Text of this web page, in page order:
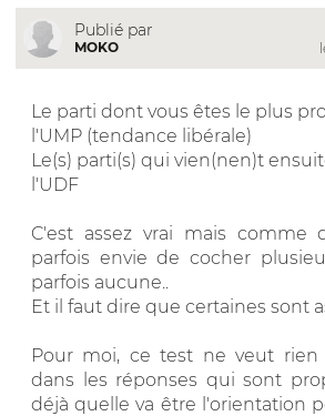
Publié par
MOKO
Le parti dont vous êtes le plus
l'UMP (tendance libérale)
Le(s) parti(s) qui vien(nen)t
l'UDF
C'est assez vrai mais comme
parfois envie de cocher
parfois aucune..
Et il faut dire que certaines sont
Pour moi, ce test ne veut
dans les réponses qui sont
déjà quelle va être l'orientation